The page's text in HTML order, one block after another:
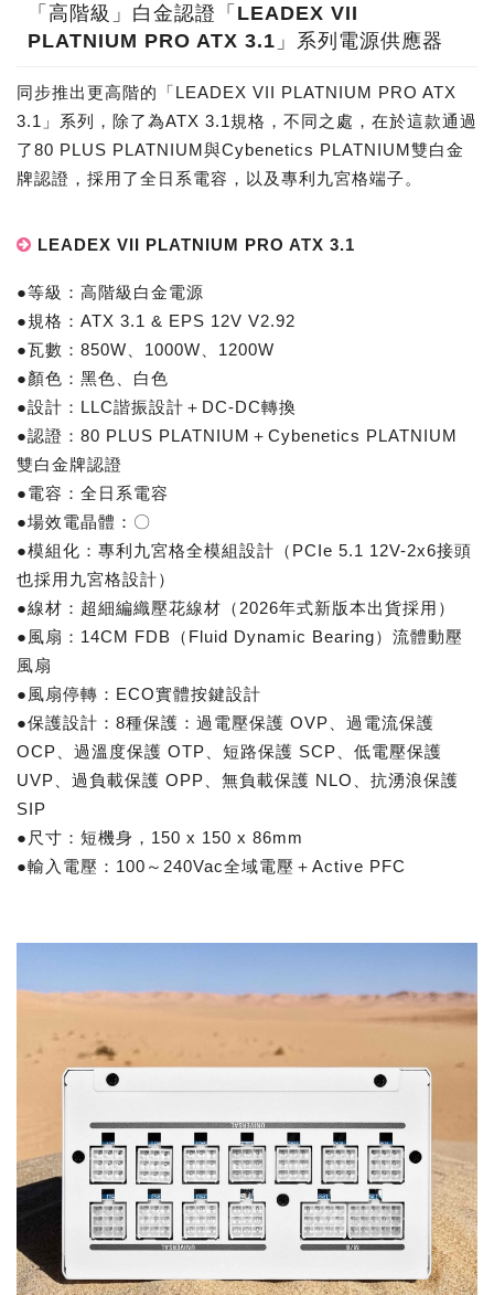
「高階級」白金認證「LEADEX VII
PLATNIUM PRO ATX 3.1」系列電源供應器
同步推出更高階的「LEADEX VII PLATNIUM PRO ATX
3.1」系列，除了為ATX 3.1規格，不同之處，在於這款通過
了80 PLUS PLATNIUM與Cybenetics PLATNIUM雙白金
牌認證，採用了全日系電容，以及專利九宮格端子。
LEADEX VII PLATNIUM PRO ATX 3.1
●等級：高階級白金電源
●規格：ATX 3.1 & EPS 12V V2.92
●瓦數：850W、1000W、1200W
●顏色：黑色、白色
●設計：LLC諧振設計＋DC-DC轉換
●認證：80 PLUS PLATNIUM＋Cybenetics PLATNIUM
雙白金牌認證
●電容：全日系電容
●場效電晶體：〇
●模組化：專利九宮格全模組設計（PCIe 5.1 12V-2x6接頭
也採用九宮格設計）
●線材：超細編織壓花線材（2026年式新版本出貨採用）
●風扇：14CM FDB（Fluid Dynamic Bearing）流體動壓
風扇
●風扇停轉：ECO實體按鍵設計
●保護設計：8種保護：過電壓保護 OVP、過電流保護
OCP、過溫度保護 OTP、短路保護 SCP、低電壓保護
UVP、過負載保護 OPP、無負載保護 NLO、抗湧浪保護
SIP
●尺寸：短機身，150 x 150 x 86mm
●輸入電壓：100～240Vac全域電壓＋Active PFC